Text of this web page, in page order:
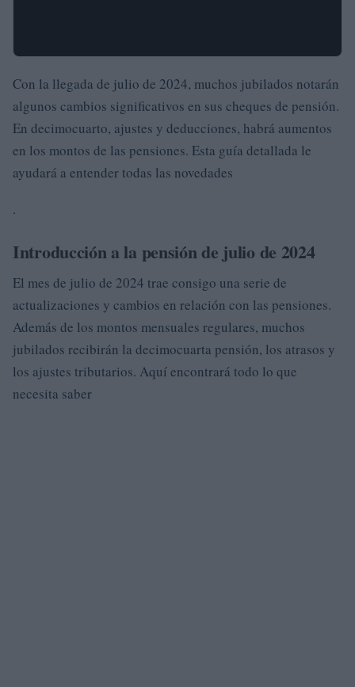
Con la llegada de julio de 2024, muchos jubilados notarán
algunos cambios significativos en sus cheques de pensión.
En decimocuarto, ajustes y deducciones, habrá aumentos
en los montos de las pensiones. Esta guía detallada le
ayudará a entender todas las novedades
.
Introducción a la pensión de julio de 2024
El mes de julio de 2024 trae consigo una serie de
actualizaciones y cambios en relación con las pensiones.
Además de los montos mensuales regulares, muchos
jubilados recibirán la decimocuarta pensión, los atrasos y
los ajustes tributarios. Aquí encontrará todo lo que
necesita saber